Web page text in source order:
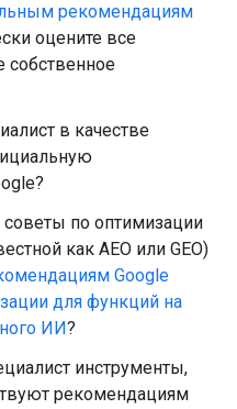
рекомендациям
оцените все
собственное
в качестве
советы по оптимизации
как AEO или GEO)
Google
для функций на
ИИ?
инструменты,
рекомендациям